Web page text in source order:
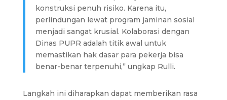
konstruksi penuh risiko. Karena itu,
perlindungan lewat program jaminan sosial
menjadi sangat krusial. Kolaborasi dengan
Dinas PUPR adalah titik awal untuk
memastikan hak dasar para pekerja bisa
benar-benar terpenuhi,” ungkap Rulli.
Langkah ini diharapkan dapat memberikan rasa